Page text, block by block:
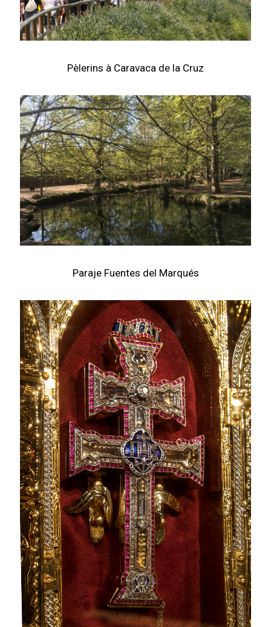
Pèlerins à Caravaca de la Cruz
Paraje Fuentes del Marqués